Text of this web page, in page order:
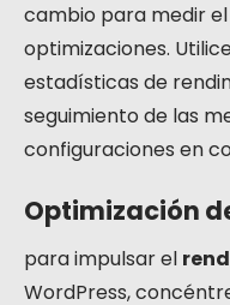
cambio para medir
optimizaciones.
estadísticas de
seguimiento de las
configuraciones en
Optimización
para impulsar el
WordPress,